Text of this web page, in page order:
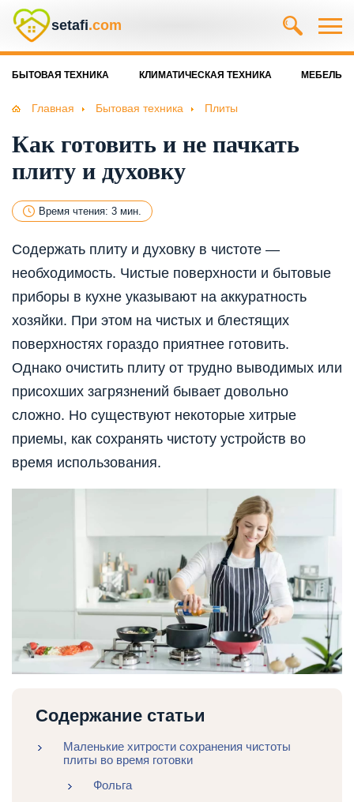
setafi.com
БЫТОВАЯ ТЕХНИКА КЛИМАТИЧЕСКАЯ ТЕХНИКА МЕБЕЛЬ
Главная Бытовая техника Плиты
Как готовить и не пачкать
плиту и духовку
Время чтения: 3 мин.
Содержать плиту и духовку в чистоте —
необходимость. Чистые поверхности и бытовые
приборы в кухне указывают на аккуратность
хозяйки. При этом на чистых и блестящих
поверхностях гораздо приятнее готовить.
Однако очистить плиту от трудно выводимых или
присохших загрязнений бывает довольно
сложно. Но существуют некоторые хитрые
приемы, как сохранять чистоту устройств во
время использования.
Содержание статьи
Маленькие хитрости сохранения чистоты
плиты во время готовки
Фольга